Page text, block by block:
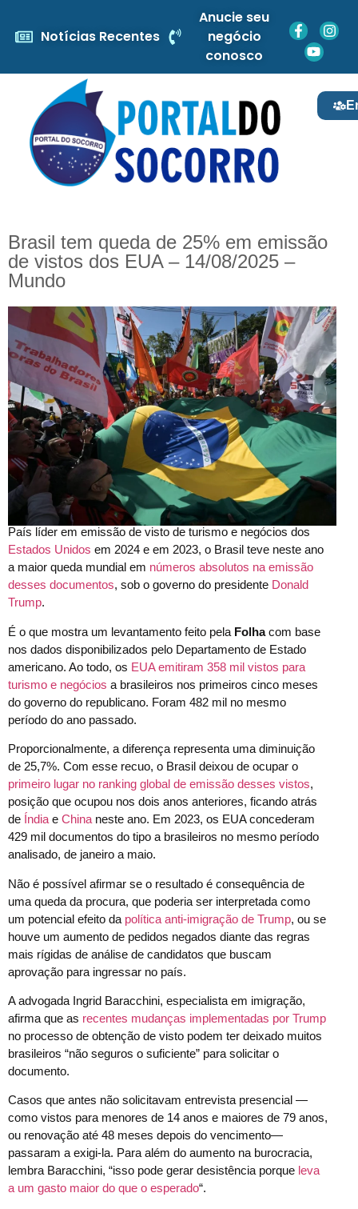
Notícias Recentes
Anucie seu
negócio
conosco
Brasil tem queda de 25% em emissão
de vistos dos EUA – 14/08/2025 –
Mundo
País líder em emissão de visto de turismo e negócios dos
Estados Unidos em 2024 e em 2023, o Brasil teve neste ano
a maior queda mundial em números absolutos na emissão
desses documentos, sob o governo do presidente Donald
Trump.
É o que mostra um levantamento feito pela Folhacom base
nos dados disponibilizados pelo Departamento de Estado
americano. Ao todo, os EUA emitiram 358 mil vistos para
turismo e negócios a brasileiros nos primeiros cinco meses
do governo do republicano. Foram 482 mil no mesmo
período do ano passado.
Proporcionalmente, a diferença representa uma diminuição
de 25,7%. Com esse recuo, o Brasil deixou de ocupar o
primeiro lugar no ranking global de emissão desses vistos,
posição que ocupou nos dois anos anteriores, ficando atrás
de Índia e China neste ano. Em 2023, os EUA concederam
429 mil documentos do tipo a brasileiros no mesmo período
analisado, de janeiro a maio.
Não é possível afirmar se o resultado é consequência de
uma queda da procura, que poderia ser interpretada como
um potencial efeito da política anti-imigração de Trump, ou se
houve um aumento de pedidos negados diante das regras
mais rígidas de análise de candidatos que buscam
aprovação para ingressar no país.
A advogada Ingrid Baracchini, especialista em imigração,
afirma que as recentes mudanças implementadas por Trump
no processo de obtenção de visto podem ter deixado muitos
brasileiros “não seguros o suficiente” para solicitar o
documento.
Casos que antes não solicitavam entrevista presencial —
como vistos para menores de 14 anos e maiores de 79 anos,
ou renovação até 48 meses depois do vencimento—
passaram a exigi-la. Para além do aumento na burocracia,
lembra Baracchini, “isso pode gerar desistência porque leva
a um gasto maior do que o esperado“.